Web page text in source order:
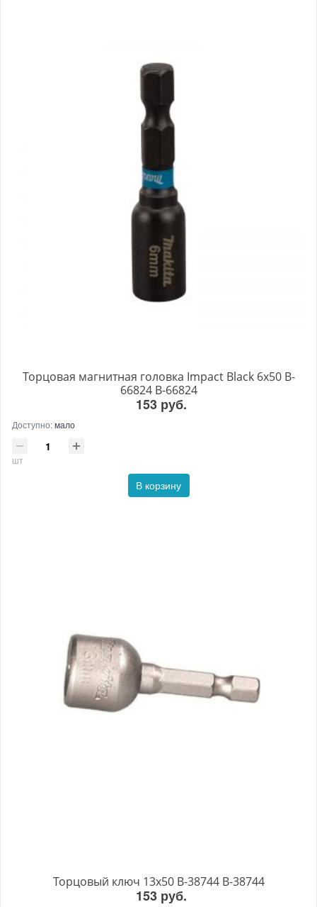
Торцовая магнитная головка Impact Black 6х50 B-
66824 B-66824
153 руб.
Доступно:мало
шт
В корзину
Торцовый ключ 13x50 B-38744 B-38744
153 руб.